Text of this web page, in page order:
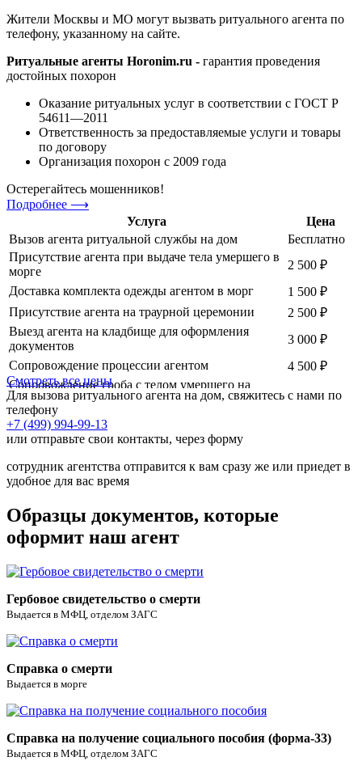
Жители Москвы и МО могут вызвать ритуального агента по
телефону, указанному на сайте.
Ритуальные агенты Horonim.ru - гарантия проведения
достойных похорон
Оказание ритуальных услуг в соответствии с ГОСТ Р
54611—2011
Ответственность за предоставляемые услуги и товары
по договору
Организация похорон с 2009 года
Остерегайтесь мошенников!
Подробнее ⟶
Услуга
Цена
Вызов агента ритуальной службы на дом
Бесплатно
Присутствие агента при выдаче тела умершего в
морге
2 500 ₽
Доставка комплекта одежды агентом в морг
1 500 ₽
Присутствие агента на траурной церемонии
2 500 ₽
Выезд агента на кладбище для оформления
документов
3 000 ₽
Сопровождение процессии агентом
4 500 ₽
Сопровождение гроба с телом умершего на
кремацию без родственников, оформление
документов, получение урны с прахом
8 000 ₽
Комплекс услуг по подготовке праха к от правке,
включая акт о невложении
Сдача/получение транспортировочного объекта/
ящика на/из терминала аэропорта
12 500 ₽
доставка заказчику
Получение гербового свидетельства о смерти и
доставка заказчику
морге
Организация перевода паспорта иностранных
граждан
перевозки гроба в другой город/страну ближнего
Оформление и получение документов для
перевозки гроба в страну дальнего зарубежья
Оформление заказа на приобретение предметов
ритуала
Оформление заказа на доставку предметов
ритуала
1 000 ₽
Смотреть все цены
Для вызова ритуального агента на дом, свяжитесь с нами по
телефону
+7 (499) 994-99-13
или отправьте свои контакты, через форму
сотрудник агентства отправится к вам сразу же или приедет в
удобное для вас время
Образцы документов, которые
оформит наш агент
Гербовое свидетельство о смерти
Выдается в МФЦ, отделом ЗАГС
Справка о смерти
Выдается в морге
Справка на получение социального пособия (форма-33)
Выдается в МФЦ, отделом ЗАГС